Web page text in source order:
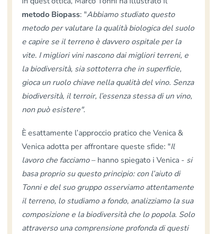
metodo Biopass: "Abbiamo studiato questo
metodo per valutare la qualità biologica del suolo
e capire se il terreno è davvero ospitale per la
vite. I migliori vini nascono dai migliori terreni, e
la biodiversità, sia sottoterra che in superficie,
gioca un ruolo chiave nella qualità del vino. Senza
biodiversità, il terroir, l’essenza stessa di un vino,
non può esistere".
È esattamente l’approccio pratico che Venica &
Venica adotta per affrontare queste sfide: "Il
lavoro che facciamo– hanno spiegato i Venica - si
basa proprio su questo principio: con l’aiuto di
Tonni e del suo gruppo osserviamo attentamente
il terreno, lo studiamo a fondo, analizziamo la sua
composizione e la biodiversità che lo popola. Solo
attraverso una comprensione profonda di questi